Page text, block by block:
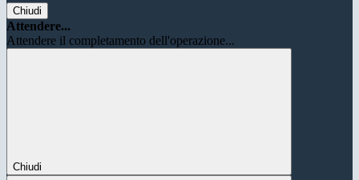
Chiudi
Attendere...
Attendere il completamento dell'operazione...
Chiudi